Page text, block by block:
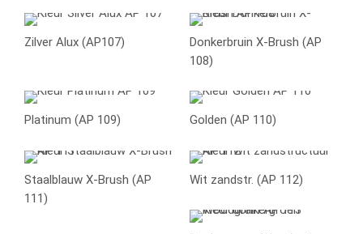
Zilver Alux (AP107)
Donkerbruin X-Brush (AP
108)
Platinum (AP 109) Golden (AP 110)
Staalblauw X-Brush (AP
111)
Wit zandstr. (AP 112)